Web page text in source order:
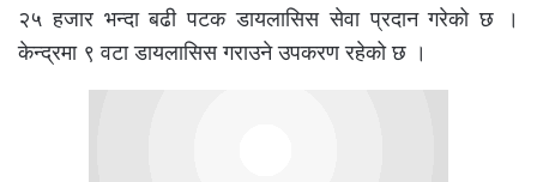
२५ हजार भन्दा बढी पटक डायलासिस सेवा प्रदान गरेको छ ।
केन्द्रमा ९ वटा डायलासिस गराउने उपकरण रहेको छ ।